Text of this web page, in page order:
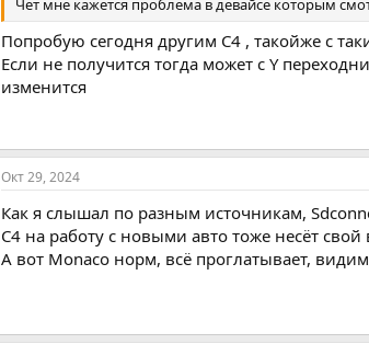
Попробую сегодня другим С4 , такойже с
Если не получится тогда может с Y
изменится
Окт 29, 2024
Как я слышал по разным источникам,
C4 на работу с новыми авто тоже несёт
А вот Monaco норм, всё проглатывает,